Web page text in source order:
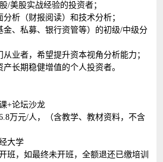
/美股实战经验的投资者；
分析（财报阅读）和技术分析；
金、私募、银行资管等）的初级/中级分
从业者，希望提升资本视角分析能力；
产长期稳健增值的个人投资者。
+论坛沙龙
万元/人，（含教学、教材资料，不含
大学
班，如最终未开班，全额退还已缴培训